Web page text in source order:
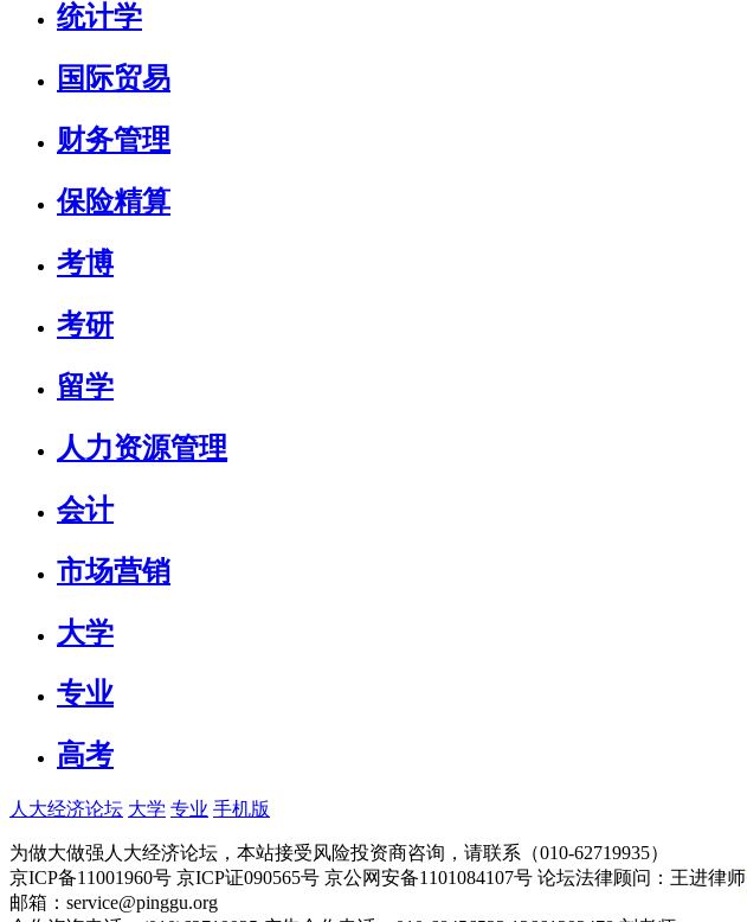
统计学
国际贸易
财务管理
保险精算
考博
考研
留学
人力资源管理
会计
市场营销
大学
专业
高考
人大经济论坛 大学 专业 手机版
为做大做强人大经济论坛，本站接受风险投资商咨询，请联系（010-62719935）
京ICP备11001960号 京ICP证090565号 京公网安备1101084107号 论坛法律顾问：王进律师
邮箱：service@pinggu.org